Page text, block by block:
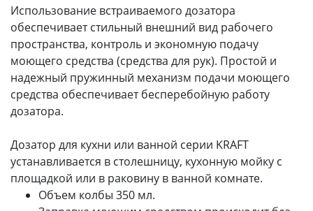
Использование встраиваемого дозатора
обеспечивает стильный внешний вид рабочего
пространства, контроль и экономную подачу
моющего средства (средства для рук). Простой и
надежный пружинный механизм подачи моющего
средства обеспечивает бесперебойную работу
дозатора.
Дозатор для кухни или ванной серии KRAFT
устанавливается в столешницу, кухонную мойку с
площадкой или в раковину в ванной комнате.
Объем колбы 350 мл.